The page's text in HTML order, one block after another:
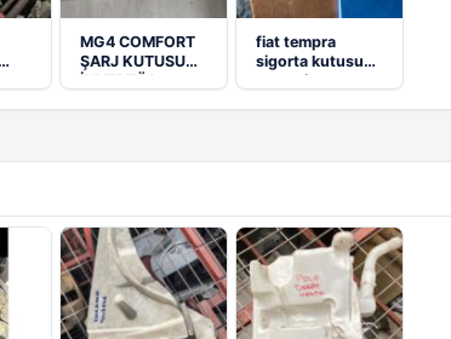
MG4 COMFORT
ŞARJ KUTUSU
İNVERTÖR
fiat tempra
sigorta kutusu
tertemiz test